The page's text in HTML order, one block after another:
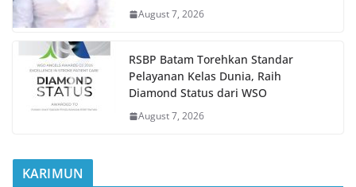
August 7, 2026
RSBP Batam Torehkan Standar
Pelayanan Kelas Dunia, Raih
Diamond Status dari WSO
August 7, 2026
KARIMUN